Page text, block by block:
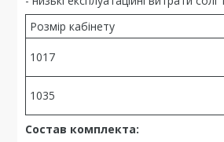
Розмір кабінету
1017
1035
Cостав комплекта: